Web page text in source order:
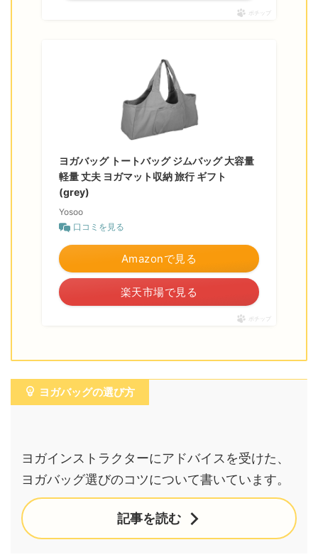
ポチップ
ヨガバッグ トートバッグ ジムバッグ 大容量
軽量 丈夫 ヨガマット収納 旅行 ギフト
(grey)
Yosoo
口コミを見る
Amazonで見る
楽天市場で見る
ポチップ
ヨガバッグの選び方
ヨガインストラクターにアドバイスを受けた、
ヨガバッグ選びのコツについて書いています。
記事を読む